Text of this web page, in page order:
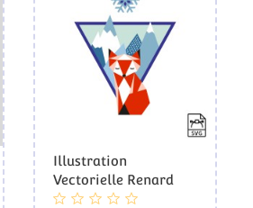
Illustration
Vectorielle Renard